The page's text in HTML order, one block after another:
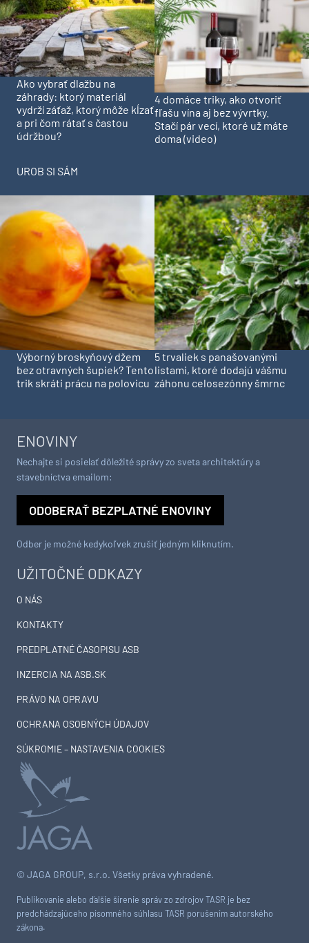
Ako vybrať dlažbu na
záhrady: ktorý materiál
vydrží záťaž, ktorý môže kĺzať
a pri čom rátať s častou
údržbou?
4 domáce triky, ako otvoriť
fľašu vína aj bez vývrtky.
Stačí pár vecí, ktoré už máte
doma (video)
UROB SI SÁM
Výborný broskyňový džem
bez otravných šupiek? Tento
trik skráti prácu na polovicu
5 trvaliek s panašovanými
listami, ktoré dodajú vášmu
záhonu celosezónny šmrnc
© JAGA GROUP, s.r.o. Všetky práva vyhradené.
Publikovanie alebo ďalšie šírenie správ zo zdrojov TASR je bez
predchádzajúceho písomného súhlasu TASR porušením autorského
zákona.
UŽITOČNÉ ODKAZY
O NÁS
KONTAKTY
PREDPLATNÉ ČASOPISU ASB
INZERCIA NA ASB.SK
PRÁVO NA OPRAVU
OCHRANA OSOBNÝCH ÚDAJOV
SÚKROMIE – NASTAVENIA COOKIES
ENOVINY
Nechajte si posielať dôležité správy zo sveta architektúry a
stavebníctva emailom:
ODOBERAŤ BEZPLATNÉ ENOVINY
Odber je možné kedykoľvek zrušiť jedným kliknutím.